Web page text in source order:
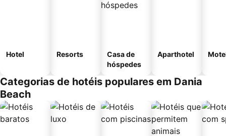
Hotel Resorts
Casa de
hóspedes
Aparthotel
Categorias de hotéis populares em Dania
Beach